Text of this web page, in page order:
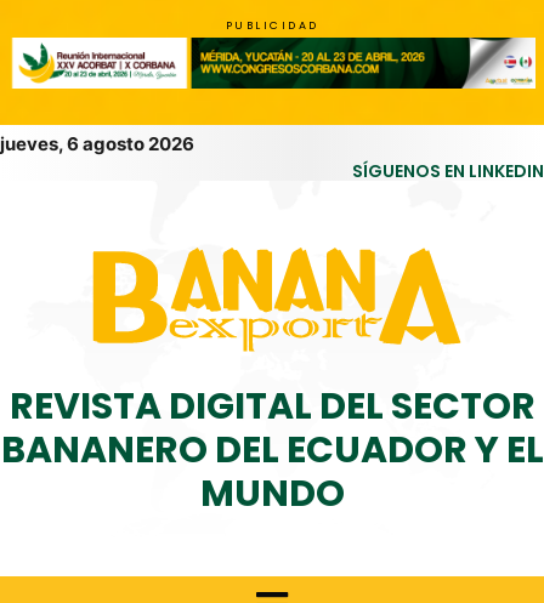
PUBLICIDAD
jueves, 6 agosto 2026
SÍGUENOS EN LINKEDIN
REVISTA DIGITAL DEL SECTOR
BANANERO DEL ECUADOR Y EL
MUNDO